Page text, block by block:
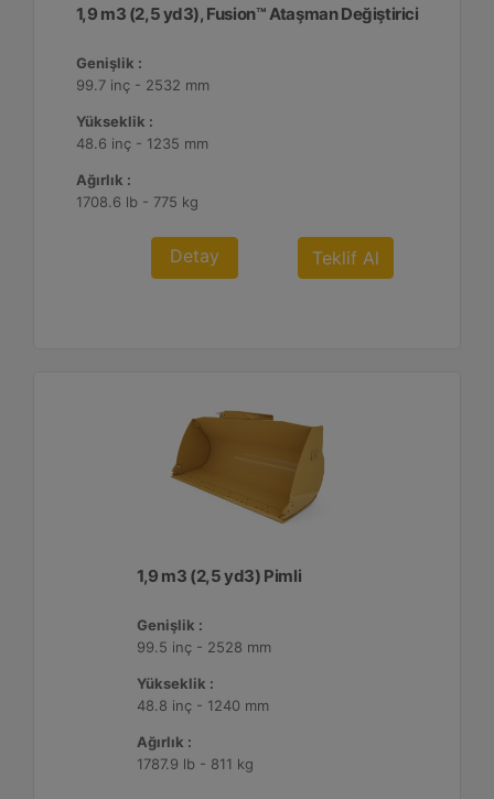
1,9 m3 (2,5 yd3), Fusion™ Ataşman Değiştirici
Genişlik :
99.7 inç - 2532 mm
Yükseklik :
48.6 inç - 1235 mm
Ağırlık :
1708.6 lb - 775 kg
Detay Teklif Al
1,9 m3 (2,5 yd3) Pimli
Genişlik :
99.5 inç - 2528 mm
Yükseklik :
48.8 inç - 1240 mm
Ağırlık :
1787.9 lb - 811 kg